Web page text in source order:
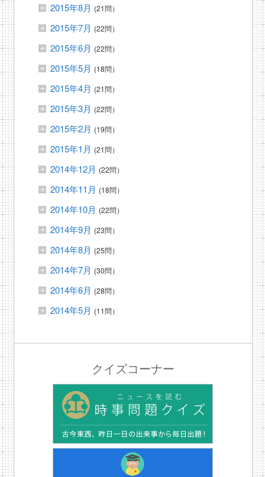
2015年8月 (21問）
2015年7月 (22問）
2015年6月 (22問）
2015年5月 (18問）
2015年4月 (21問）
2015年3月 (22問）
2015年2月 (19問）
2015年1月 (21問）
2014年12月 (22問）
2014年11月 (18問）
2014年10月 (22問）
2014年9月 (23問）
2014年8月 (25問）
2014年7月 (30問）
2014年6月 (28問）
2014年5月 (11問）
クイズコーナー